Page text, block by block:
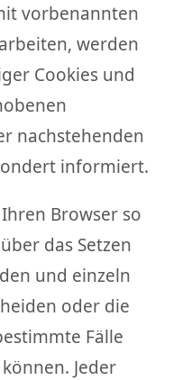
vorbenannten
werden
Cookies und
nachstehenden
informiert.
Browser so
das Setzen
und einzeln
oder die
Fälle
Jeder